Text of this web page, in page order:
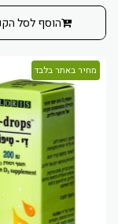
הוסף לסל
מחיר באתר בלבד